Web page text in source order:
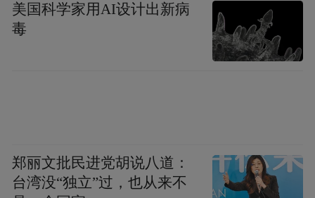
美国科学家用AI设计出新病
毒
郑丽文批民进党胡说八道：
台湾没“独立”过，也从来不